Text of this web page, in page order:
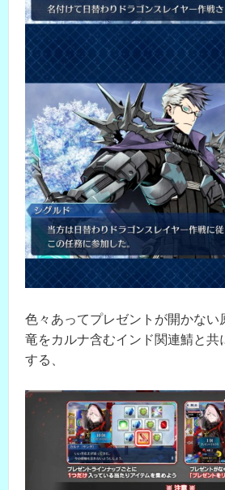
色々あってプレゼントが開かない
竜をカルナ含むインド関連鯖と共
する、